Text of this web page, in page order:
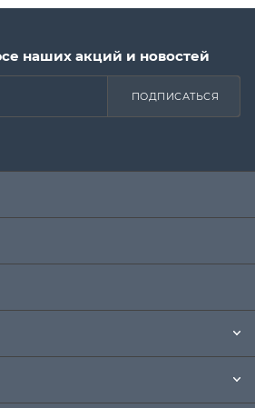
наших акций и новостей
ПОДПИСАТЬСЯ